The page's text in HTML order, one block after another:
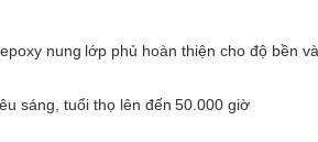
nung lớp phủ hoàn thiện cho độ bền
sáng, tuổi thọ lên đến 50.000 giờ